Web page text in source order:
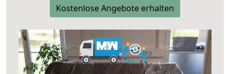
Kostenlose Angebote erhalten